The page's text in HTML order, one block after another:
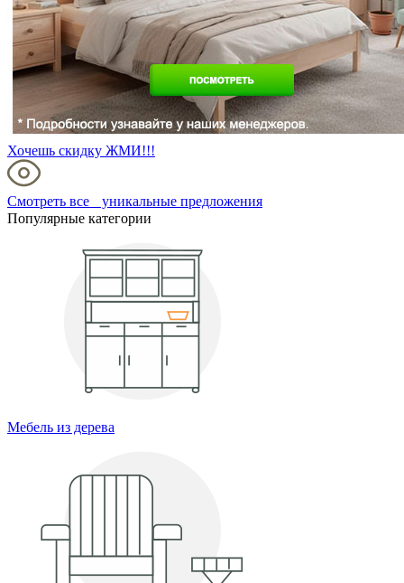
Хочешь скидку ЖМИ!!!
Смотреть все уникальные предложения
Популярные категории
Мебель из дерева